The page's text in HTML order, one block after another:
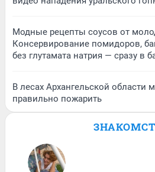
Модные рецепты соусов от
Консервирование помидоров,
без глутамата натрия — сразу в
В лесах Архангельской области
правильно пожарить